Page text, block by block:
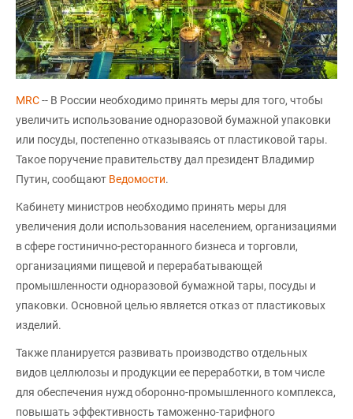
MRC-- В России необходимо принять меры для того, чтобы
увеличить использование одноразовой бумажной упаковки
или посуды, постепенно отказываясь от пластиковой тары.
Такое поручение правительству дал президент Владимир
Путин, сообщают Ведомости.
Кабинету министров необходимо принять меры для
увеличения доли использования населением, организациями
в сфере гостинично-ресторанного бизнеса и торговли,
организациями пищевой и перерабатывающей
промышленности одноразовой бумажной тары, посуды и
упаковки. Основной целью является отказ от пластиковых
изделий.
Также планируется развивать производство отдельных
видов целлюлозы и продукции ее переработки, в том числе
для обеспечения нужд оборонно-промышленного комплекса,
повышать эффективность таможенно-тарифного